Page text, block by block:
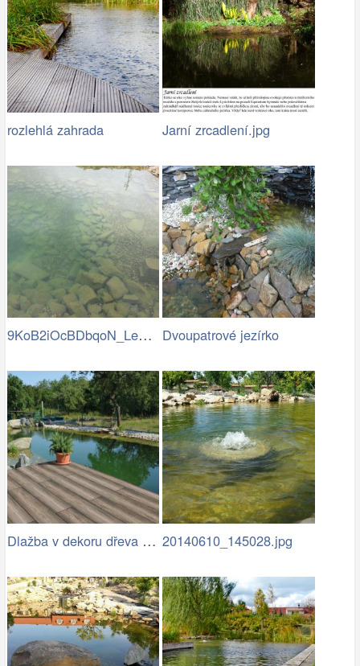
rozlehlá zahrada Jarní zrcadlení.jpg
9KoB2iOcBDbqoN_LeD-v_BVRKRg-eH7a8vjtUp9… Dvoupatrové jezírko
Dlažba v dekoru dřeva u zahradního… 20140610_145028.jpg